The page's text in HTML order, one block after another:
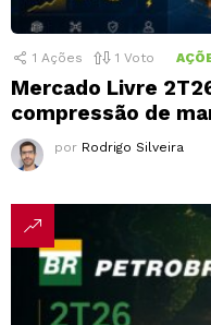
1 Ações 1 Voto
Mercado Livre
compressão de
por Rodrigo Silveira